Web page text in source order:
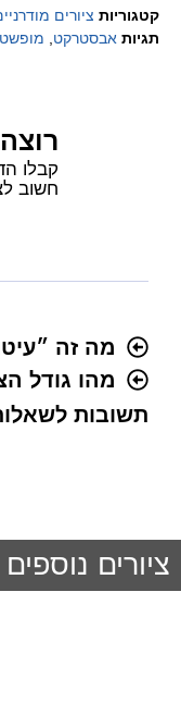
קטגוריות ציורים
תגיות אבסטרקט, מופשט
קבלו
חשוב
מה זה
מהו גודל
תשובות
ציורים